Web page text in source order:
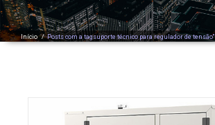
Início /Posts com a tagsuporte técnico para regulador de tensão"